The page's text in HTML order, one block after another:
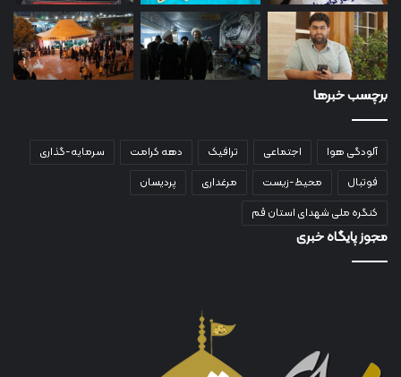
برچسب خبرها
آلودگی هوا اجتماعی ترافیک دهه کرامت
سرمایه-گذاری
فوتبال
محیط-زیست مرغداری
پردیسان
کنگره ملی شهدای استان قم
مجوز پایگاه خبری